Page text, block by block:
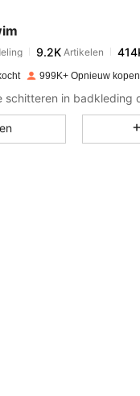
betaalde1 dag geleden
999K+ Opnieuw kopen